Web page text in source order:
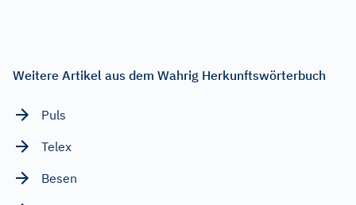
Weitere Artikel aus dem Wahrig Herkunftswörterbuch
Puls
Telex
Besen